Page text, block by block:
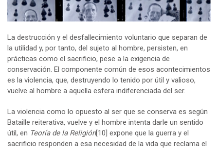
La destrucción y el desfallecimiento voluntario que separan de
la utilidad y, por tanto, del sujeto al hombre, persisten, en
prácticas como el sacrificio, pese a la exigencia de
conservación. El componente común de esos acontecimientos
es la violencia, que, destruyendo lo tenido por útil y valioso,
vuelve al hombre a aquella esfera indiferenciada del ser.
La violencia como lo opuesto al ser que se conserva es según
Bataille reiterativa, vuelve y el hombre intenta darle un sentido
útil, en Teoría de la Religión[10] expone que la guerra y el
sacrificio responden a esa necesidad de la vida que reclama el